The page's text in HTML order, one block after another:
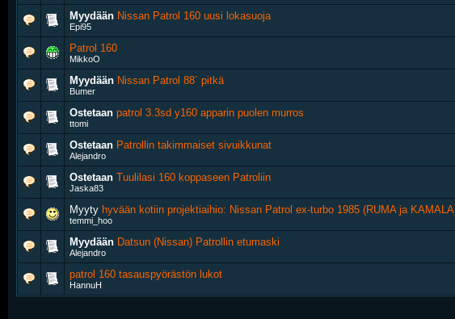
Myydään Nissan Patrol 160 uusi lokasuoja
Epi95
Patrol 160
MikkoO
Myydään Nissan Patrol 88´ pitkä
Bumer
Ostetaan patrol 3.3sd y160 apparin puolen murros
ttomi
Ostetaan Patrollin takimmaiset sivuikkunat
Alejandro
Ostetaan Tuulilasi 160 koppaseen Patroliin
Jaska83
Myyty hyvään kotiin projektiaihio: Nissan Patrol ex-turbo 1985 (RUMA ja
temmi_hoo
Myydään Datsun (Nissan) Patrollin etumaski
Alejandro
patrol 160 tasauspyörästön lukot
HannuH